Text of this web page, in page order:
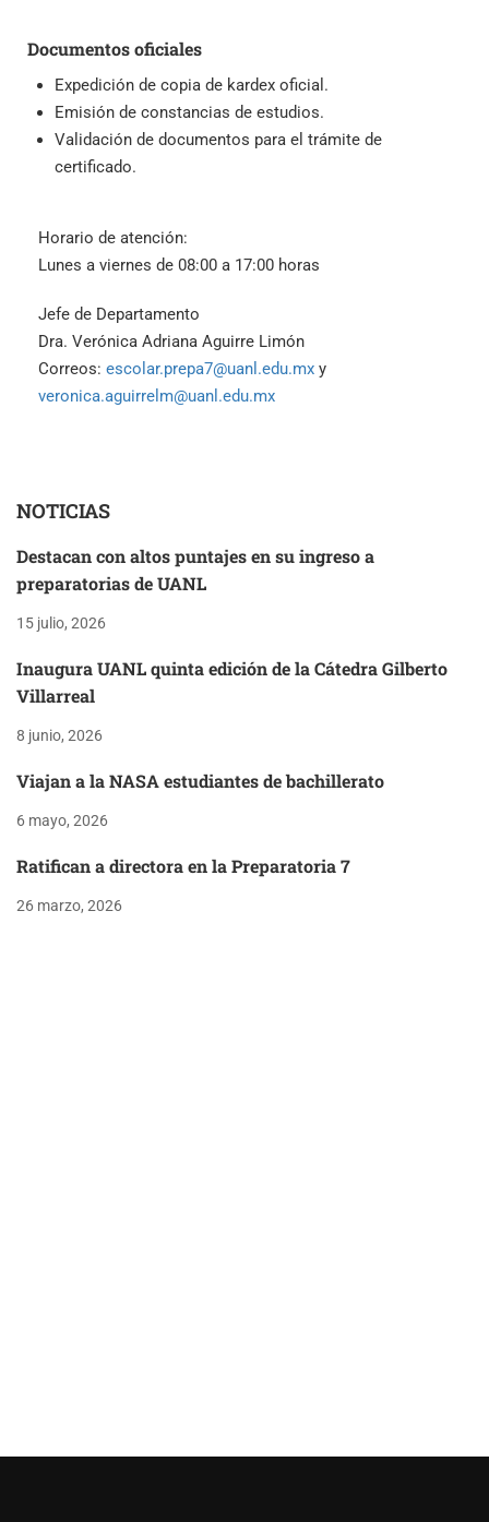
Documentos oficiales
Expedición de copia de kardex oficial.
Emisión de constancias de estudios.
Validación de documentos para el trámite de
certificado.
Horario de atención:
Lunes a viernes de 08:00 a 17:00 horas
Jefe de Departamento
Dra. Verónica Adriana Aguirre Limón
Correos: escolar.prepa7@uanl.edu.mx y
veronica.aguirrelm@uanl.edu.mx
NOTICIAS
Destacan con altos puntajes en su ingreso a
preparatorias de UANL
15 julio, 2026
Inaugura UANL quinta edición de la Cátedra Gilberto
Villarreal
8 junio, 2026
Viajan a la NASA estudiantes de bachillerato
6 mayo, 2026
Ratifican a directora en la Preparatoria 7
26 marzo, 2026